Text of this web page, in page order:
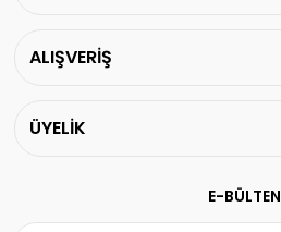
ALIŞVERİŞ
ÜYELİK
E-BÜLTEN